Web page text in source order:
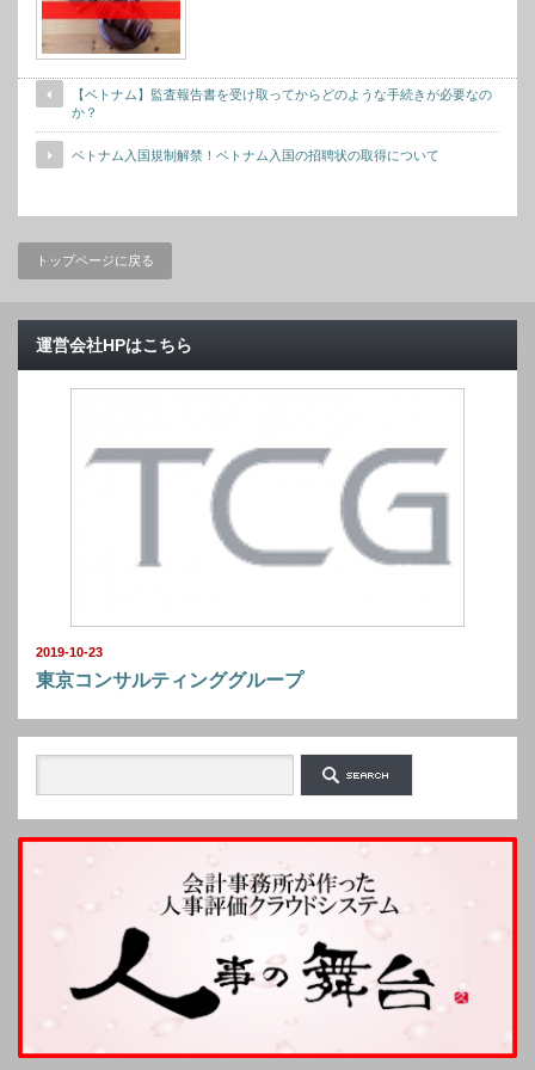
【ベトナム】監査報告書を受け取ってからどのような手続きが必要なの
か？
ベトナム入国規制解禁！ベトナム入国の招聘状の取得について
トップページに戻る
運営会社HPはこちら
2019-10-23
東京コンサルティンググループ